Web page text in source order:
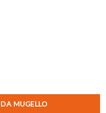
MUGELLO